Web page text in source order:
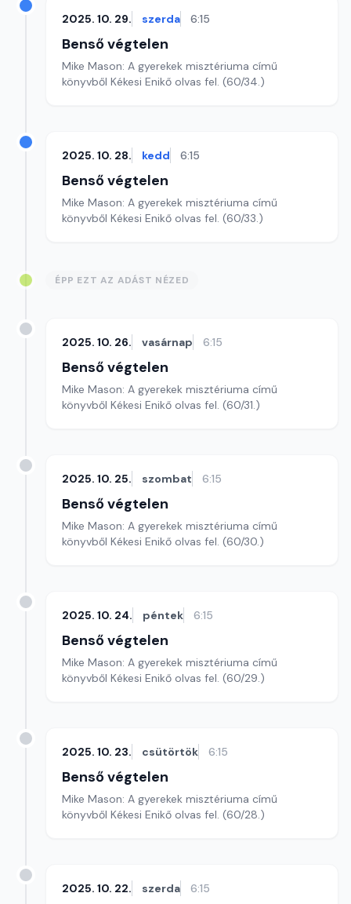
2025. 10. 29. szerda 6:15
Benső végtelen
Mike Mason: A gyerekek misztériuma című
könyvből Kékesi Enikő olvas fel. (60/34.)
2025. 10. 28. kedd 6:15
Benső végtelen
Mike Mason: A gyerekek misztériuma című
könyvből Kékesi Enikő olvas fel. (60/33.)
ÉPP EZT AZ ADÁST NÉZED
2025. 10. 26. vasárnap 6:15
Benső végtelen
Mike Mason: A gyerekek misztériuma című
könyvből Kékesi Enikő olvas fel. (60/31.)
2025. 10. 25. szombat 6:15
Benső végtelen
Mike Mason: A gyerekek misztériuma című
könyvből Kékesi Enikő olvas fel. (60/30.)
2025. 10. 24. péntek 6:15
Benső végtelen
Mike Mason: A gyerekek misztériuma című
könyvből Kékesi Enikő olvas fel. (60/29.)
2025. 10. 23. csütörtök 6:15
Benső végtelen
Mike Mason: A gyerekek misztériuma című
könyvből Kékesi Enikő olvas fel. (60/28.)
2025. 10. 22. szerda 6:15